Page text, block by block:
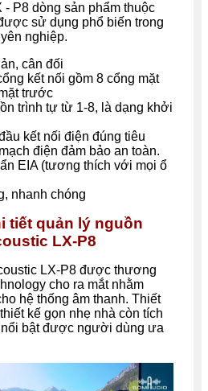
- P8 dòng sản phẩm thuộc
sử dụng phổ biến trong
nghiệp.
cân đối
kết nối gồm 8 cổng mặt
trước
trình tự từ 1-8, là dạng khởi
kết nối điện đúng tiêu
điện đảm bảo an toàn.
EIA (tương thích với mọi ổ
nhanh chóng
tiết quản lý nguồn
LX-P8
LX-P8 được thương
cho ra mắt nhằm
hệ thống âm thanh. Thiết
kế gọn nhẹ nhà còn tích
bật được người dùng ưa